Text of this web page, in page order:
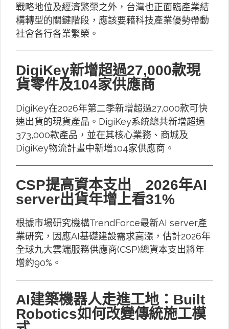
戰略地位及經濟繁榮之外，台灣也正面臨產業結
構轉型的關鍵階段，應該要藉科技產業優勢帶動
社會各行各業繁榮。
DigiKey新增超過27,000款現
貨零件及104家供應商
DigiKey在2026年第二季新增超過27,000款可快
速出貨的現貨產品。DigiKey系統總共新增超過
373,000款產品，並在其核心業務、商城及
DigiKey物流計畫中新增104家供應商。
CSP提高資本支出 2026年AI
server出貨年增上看31%
根據市場研究機構TrendForce最新AI server產
業研究，因應AI基礎建設需求高漲，估計2026年
全球九大雲端服務供應商(CSP)總資本支出將年
增約90%。
AI建築機器人走進工地：Built
Robotics如何改變傳統施工模